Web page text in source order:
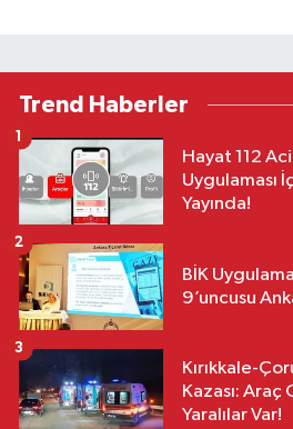
Trend Haberler
Hayat 112
Uygulaması
Yayında!
1
BİK
9’uncusu
2
Kırıkkale-
Kazası:
Yaralılar Var!
3